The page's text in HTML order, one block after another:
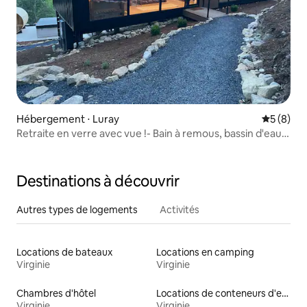
Hébergement ⋅ Luray
5 (8)
Retraite en verre avec vue !- Bain à remous, bassin d'eau
Destinations à découvrir
Autres types de logements Activités
Locations de bateaux
Virginie
Locations en camping
Virginie
Chambres d'hôtel
Locations de conteneurs d'expédition